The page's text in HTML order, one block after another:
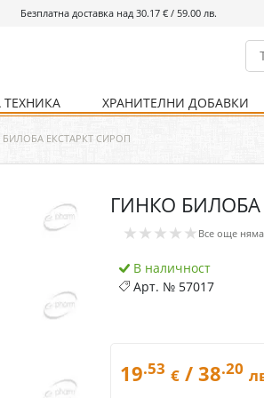
Безплатна доставка над 30.17 € / 59.00 лв.
% Хранителни добавки
Болно гърло
Кости и стави Нервна
Храносмилателна
Инхалатори
ХРАНИТЕЛНИ ДОБАВКИ
Кости и стави
Храни и напитки
Детска козметика
Уреди
Хигиена на тялото
ЕКСТАРКТ СИРОП
ГИНКО БИЛОБА
★★★★★ Все още
В наличност
Арт. № 57017
19.53 € / 38.20